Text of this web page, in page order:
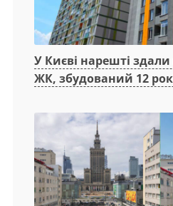
У Києві нарешті
ЖК, збудований 12